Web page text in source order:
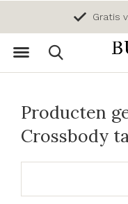
Gratis
Producten
Crossbody